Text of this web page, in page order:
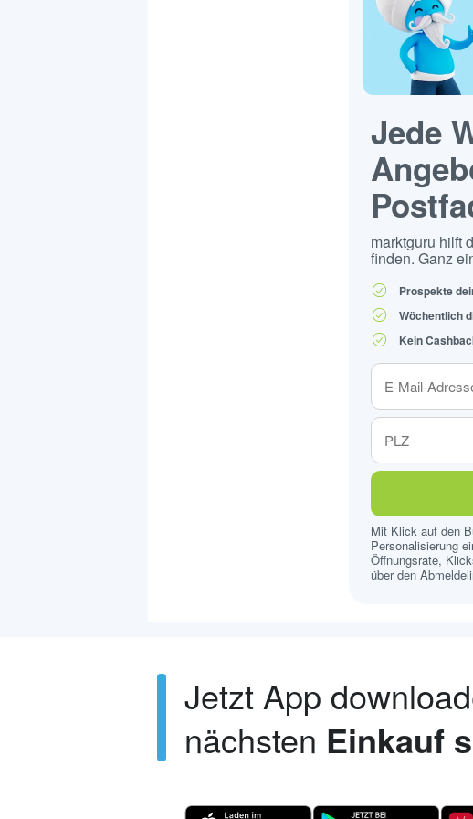
Jede
marktguru hilft
finden. Ganz
Prospekte
Wöchentlich
Kein
Mit Klick auf den
Personalisierung
Öffnungsrate,
über den
Jetzt App
nächsten Einkauf